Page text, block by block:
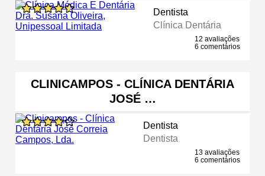
Dentista
Clínica Dentária
12 avaliações
6 comentários
CLINICAMPOS - CLÍNICA DENTÁRIA
JOSÉ …
Dentista
Dentista
13 avaliações
6 comentários